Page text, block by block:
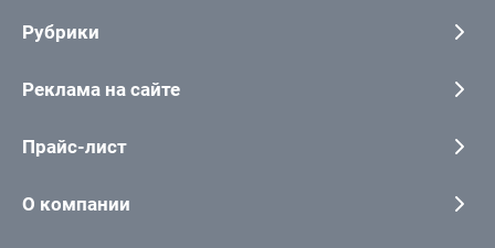
Рубрики
Реклама на сайте
Прайс-лист
О компании